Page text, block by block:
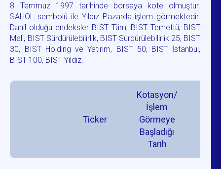
8 Temmuz 1997 tarihinde borsaya kote olmuştur.
SAHOL sembolü ile Yıldız Pazarda işlem görmektedir.
Dahil olduğu endeksler BIST Tüm, BIST Temettü, BIST
Mali, BIST Sürdürülebilirlik, BIST Sürdürülebilirlik 25, BIST
30, BIST Holding ve Yatırım, BIST 50, BIST İstanbul,
BIST 100, BIST Yıldız.
Ticker
Kotasyon/
İşlem
Görmeye
Başladığı
Tarih